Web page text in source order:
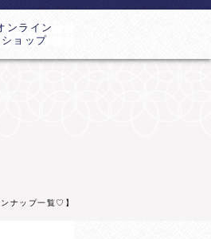
ンライン
ショップ
ナップ一覧♡】